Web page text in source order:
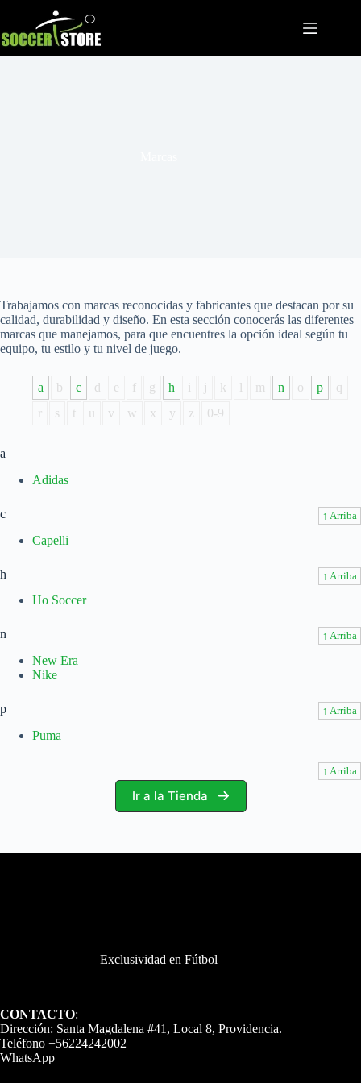
contenido
Trabajamos con marcas reconocidas y fabricantes que destacan por su
calidad, durabilidad y diseño. En esta sección conocerás las diferentes
marcas que manejamos, para que encuentres la opción ideal según tu
equipo, tu estilo y tu nivel de juego.
a b c d e f g h i j k l m n o p
q
r
s t u v w x y z 0-9
a
Adidas
↑ Arriba
c
Capelli
↑ Arriba
h
Ho Soccer
↑ Arriba
n
New Era
Nike
↑ Arriba
p
Puma
↑ Arriba
Ir a la Tienda
Exclusividad en Fútbol
CONTACTO:
Dirección: Santa Magdalena #41, Local 8, Providencia.
Teléfono +56224242002
WhatsApp